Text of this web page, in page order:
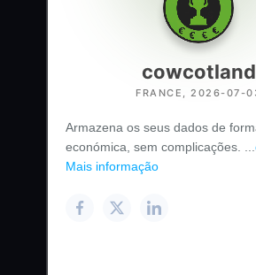
cowcotland
FRANCE, 2026-07-
Armazena os seus dados de
económica, sem complicações. ...
Mais informação